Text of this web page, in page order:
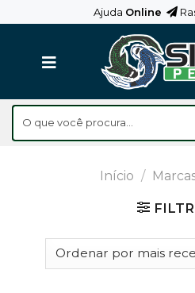
Ajuda Online
Início /